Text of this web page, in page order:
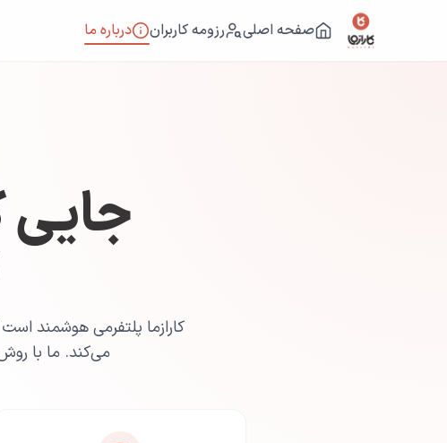
صفحه اصلی رزومه کاربران درباره ما
جایی
کارازما پلتفرمی هوشمند
می‌کند. ما با